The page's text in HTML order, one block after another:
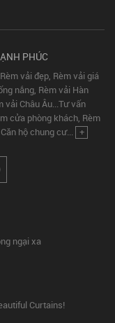
PHÚC
vải đẹp, Rèm vải giá
nắng, Rèm vải Hàn
vải Châu Âu...Tư vấn
cửa phòng khách, Rèm
hộ chung cư... +
ngại xa
Curtains!